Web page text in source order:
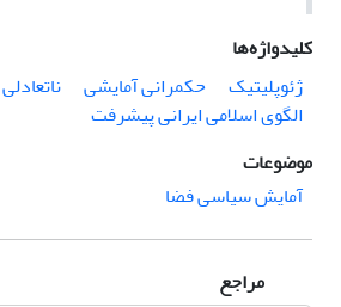
کلیدواژه‌ها
ژئوپلیتیک
حکمرانی آمایشی
الگوی اسلامی ایرانی پیشرفت
موضوعات
آمایش سیاسی فضا
مراجع